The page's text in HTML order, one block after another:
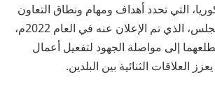
التي تحدد أهداف ومهام ونطاق التعاون
في إطار أعمال المجلس، الذي تم الإعلان عنه في العام 2022م،
إلى مواصلة الجهود لتفعيل أعمال
العلاقات الثنائية بين البلدين.